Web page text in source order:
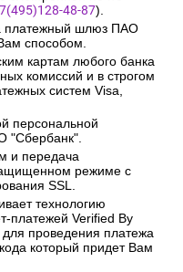
48-87).
платежный шлюз ПАО
способом.
картам любого банка
комиссий и в строгом
систем Visa,
персональной
"Сбербанк".
и передача
режиме с
SSL.
технологию
платежей Verified By
проведения платежа
который придет Вам